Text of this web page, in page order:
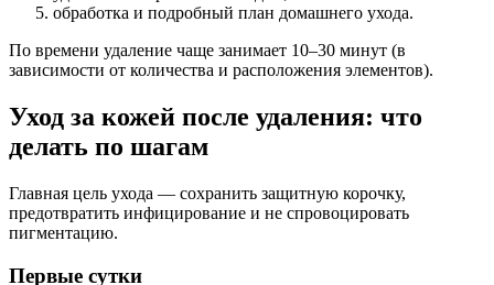
обработка и подробный план домашнего ухода.
По времени удаление чаще занимает 10–30 минут (в
зависимости от количества и расположения элементов).
Уход за кожей после удаления: что
делать по шагам
Главная цель ухода — сохранить защитную корочку,
предотвратить инфицирование и не спровоцировать
пигментацию.
Первые сутки